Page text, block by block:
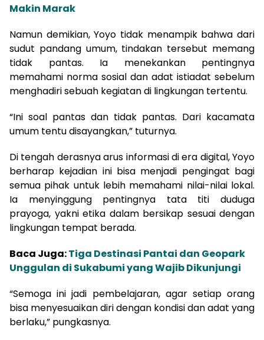
Makin Marak
Namun demikian, Yoyo tidak menampik bahwa dari
sudut pandang umum, tindakan tersebut memang
tidak pantas. Ia menekankan pentingnya
memahami norma sosial dan adat istiadat sebelum
menghadiri sebuah kegiatan di lingkungan tertentu.
“Ini soal pantas dan tidak pantas. Dari kacamata
umum tentu disayangkan,” tuturnya.
Di tengah derasnya arus informasi di era digital, Yoyo
berharap kejadian ini bisa menjadi pengingat bagi
semua pihak untuk lebih memahami nilai-nilai lokal.
Ia menyinggung pentingnya tata titi duduga
prayoga, yakni etika dalam bersikap sesuai dengan
lingkungan tempat berada.
Baca Juga:Tiga Destinasi Pantai dan Geopark
Unggulan di Sukabumi yang Wajib Dikunjungi
“Semoga ini jadi pembelajaran, agar setiap orang
bisa menyesuaikan diri dengan kondisi dan adat yang
berlaku,” pungkasnya.